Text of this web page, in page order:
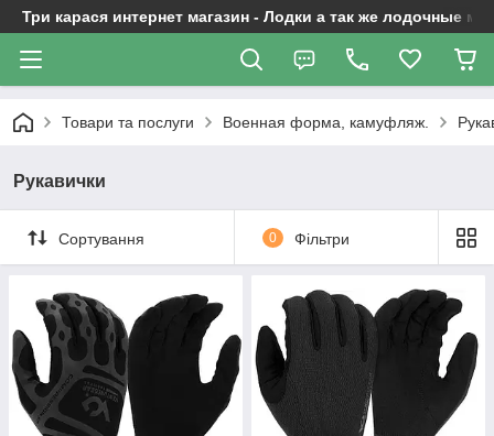
Три карася интернет магазин - Лодки а так же лодочные
Товари та послуги Военная форма, камуфляж.
Рукавички
Сортування 0 Фільтри